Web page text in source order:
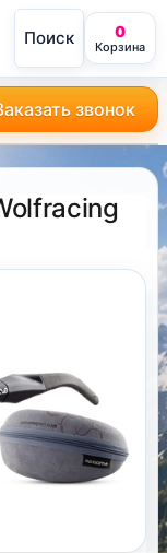
Поиск 0
Корзина
звонок